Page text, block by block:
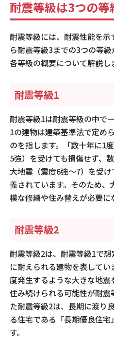
耐震等級は3つの等
耐震等級には、耐震性能を
ら耐震等級3までの3つの等
各等級の概要について解説し
耐震等級1
耐震等級1は耐震等級の中で
1の建物は建築基準法で定め
のを指します。「数十年に1
5強）を受けても損傷せず、
大地震（震度6強～7）を受
義されています。そのため
模な修繕や住み替えが必要に
耐震等級2
耐震等級2は、耐震等級1で
に耐えられる建物を表して
度発生するような大きな地
住み続けられる可能性が耐震
た耐震等級2は、長期に渡り
る住宅である「長期優良住
す。